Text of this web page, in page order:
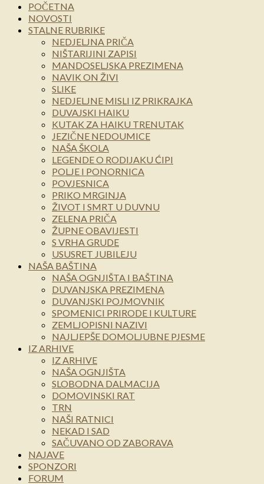
POČETNA
NOVOSTI
STALNE RUBRIKE
NEDJELJNA PRIČA
NIŠTARIJINI ZAPISI
MANDOSELJSKA PREZIMENA
NAVIK ON ŽIVI
SLIKE
NEDJELJNE MISLI IZ PRIKRAJKA
DUVAJSKI HAIKU
KUTAK ZA HAIKU TRENUTAK
JEZIČNE NEDOUMICE
NAŠA ŠKOLA
LEGENDE O RODIJAKU ĆIPI
POLJE I PONORNICA
POVJESNICA
PRIKO MRGINJA
ŽIVOT I SMRT U DUVNU
ZELENA PRIČA
ŽUPNE OBAVIJESTI
S VRHA GRUDE
USUSRET JUBILEJU
NAŠA BAŠTINA
NAŠA OGNJIŠTA I BAŠTINA
DUVANJSKA PREZIMENA
DUVANJSKI POJMOVNIK
SPOMENICI PRIRODE I KULTURE
ZEMLJOPISNI NAZIVI
NAJLJEPŠE DOMOLJUBNE PJESME
IZ ARHIVE
IZ ARHIVE
NAŠA OGNJIŠTA
SLOBODNA DALMACIJA
DOMOVINSKI RAT
TRN
NAŠI RATNICI
NEKAD I SAD
SAČUVANO OD ZABORAVA
NAJAVE
SPONZORI
FORUM